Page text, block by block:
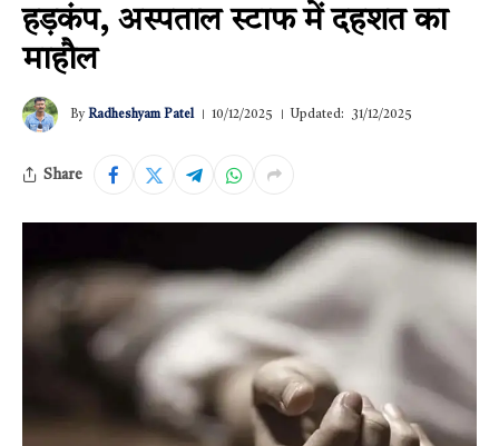
हड़कंप, अस्पताल स्टाफ में दहशत का
माहौल
By Radheshyam Patel 10/12/2025 Updated: 31/12/2025
Share